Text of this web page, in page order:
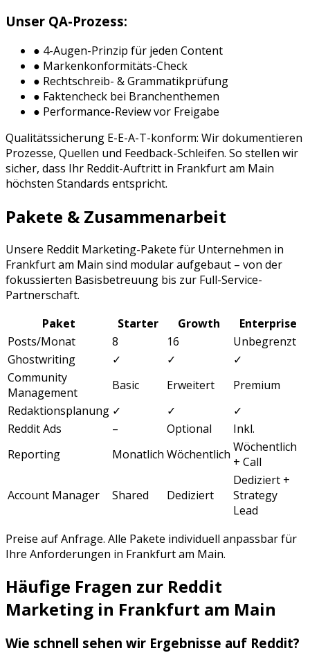
Unser QA-Prozess:
● 4-Augen-Prinzip für jeden Content
● Markenkonformitäts-Check
● Rechtschreib- & Grammatikprüfung
● Faktencheck bei Branchenthemen
● Performance-Review vor Freigabe
Qualitätssicherung E-E-A-T-konform: Wir dokumentieren
Prozesse, Quellen und Feedback-Schleifen. So stellen wir
sicher, dass Ihr Reddit-Auftritt in Frankfurt am Main
höchsten Standards entspricht.
Pakete & Zusammenarbeit
Unsere Reddit Marketing-Pakete für Unternehmen in
Frankfurt am Main sind modular aufgebaut – von der
fokussierten Basisbetreuung bis zur Full-Service-
Partnerschaft.
Paket
Starter Growth
Enterprise
Posts/Monat
8 16
Unbegrenzt
Ghostwriting
✓ ✓
✓
Community
Management
Basic Erweitert
Premium
Redaktionsplanung ✓ ✓
✓
Reddit Ads
– Optional
Inkl.
Reporting
Monatlich Wöchentlich Wöchentlich
+ Call
Account Manager Shared Dediziert
Dediziert +
Strategy
Lead
Preise auf Anfrage. Alle Pakete individuell anpassbar für
Ihre Anforderungen in Frankfurt am Main.
Häufige Fragen zur Reddit
Marketing in Frankfurt am Main
Wie schnell sehen wir Ergebnisse auf Reddit?